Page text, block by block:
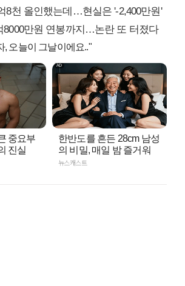
8천 올인했는데…현실은 '-2,400만원'
8000만원 연봉까지…논란 또 터졌다
, 오늘이 그날이에요.."
중요부
진실
한반도를 흔든 28cm 남성
의 비밀, 매일 밤 즐거워
뉴스캐스트